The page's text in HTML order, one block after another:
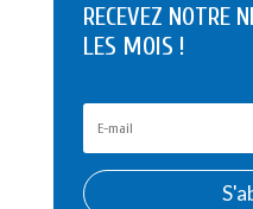
RECEVEZ NOTRE
LES MOIS !